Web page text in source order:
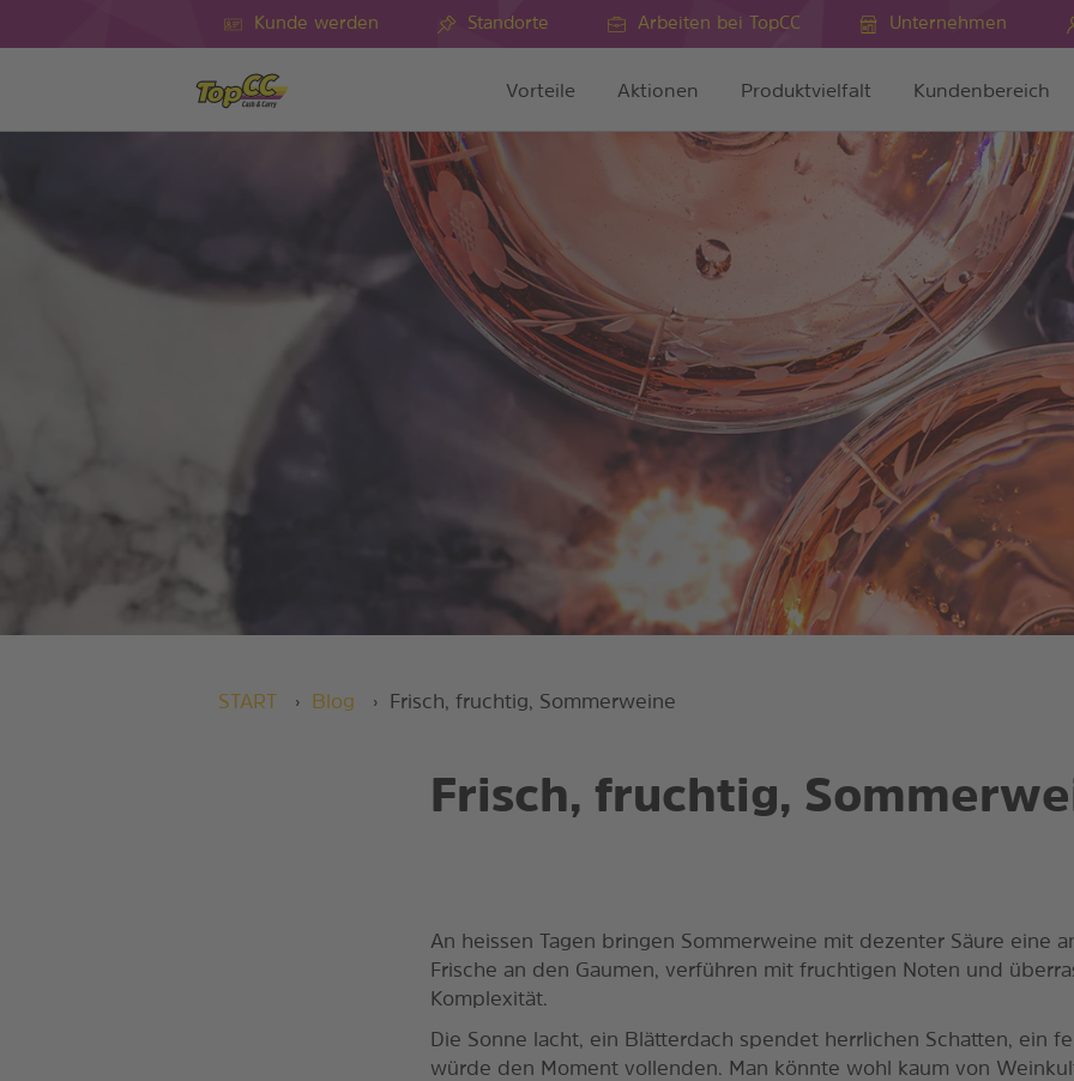
Kunde werden Standorte Arbeiten bei TopCC Unternehmen
Vorteile Aktionen Produktvielfalt Kundenbereich
START Blog Frisch, fruchtig, Sommerweine
Frisch, fruchtig,
An heissen Tagen bringen Sommerweine mit dezenter Säure eine
Frische an den Gaumen, verführen mit fruchtigen Noten und
Komplexität.
Die Sonne lacht, ein Blätterdach spendet herrlichen Schatten, ein
würde den Moment vollenden. Man könnte wohl kaum von